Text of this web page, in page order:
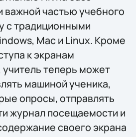
важной частью учебного
с традиционными
Mac и Linux. Кроме
к экранам
теперь может
машиной ученика,
опросы, отправлять
журнал посещаемости и
своего экрана